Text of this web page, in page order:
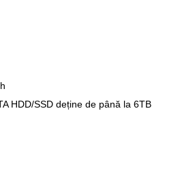
HDD/SSD deține de până la 6TB